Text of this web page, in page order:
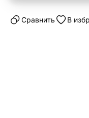
Cравнить В